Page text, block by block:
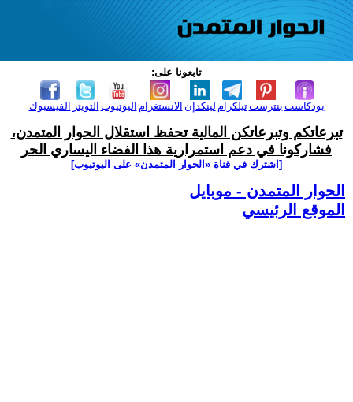
تابعونا على:
الفيسبوك التويتر اليوتيوب الانستغرام لينكدإن تيلكرامبنترست بودكاست
تبرعاتكم وتبرعاتكن المالية تحفظ استقلال الحوار المتمدن،
فشاركونا في دعم استمرارية هذا الفضاء اليساري الحر
[اشترك في قناة ‫«الحوار المتمدن» على اليوتيوب]
الحوار المتمدن - موبايل
الموقع الرئيسي